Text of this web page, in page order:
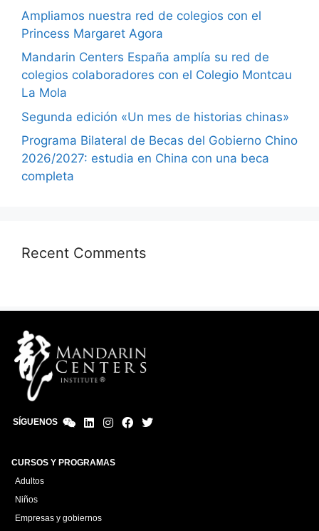
Ampliamos nuestra red de colegios con el
Princess Margaret Agora
Mandarin Centers España amplía su red de
colegios colaboradores con el Colegio Montcau
La Mola
Segunda edición «Un mes de historias chinas»
Programa Bilateral de Becas del Gobierno Chino
2026/2027: estudia en China con una beca
completa
Recent Comments
SÍGUENOS
CURSOS Y PROGRAMAS
Adultos
Niños
Empresas y gobiernos